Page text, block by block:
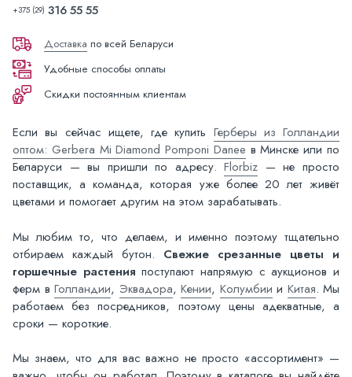
+375 (29) 316 55 55
Доставка по всей Беларуси
Удобные способы оплаты
Скидки постоянным клиентам
Если вы сейчас ищете, где купить Герберы из Голландии
оптом: Gerbera Mi Diamond Pomponi Danee в Минске или по
Беларуси — вы пришли по адресу.Florbiz — не просто
поставщик, а команда, которая уже более 20 лет живёт
цветами и помогает другим на этом зарабатывать.
Мы любим то, что делаем, и именно поэтому тщательно
отбираем каждый бутон. Свежие срезанные цветы и
горшечные растения поступают напрямую с аукционов и
ферм в Голландии, Эквадора, Кении, Колумбии и Китая. Мы
работаем без посредников, поэтому цены адекватные, а
сроки — короткие.
Мы знаем, что для вас важно не просто «ассортимент» —